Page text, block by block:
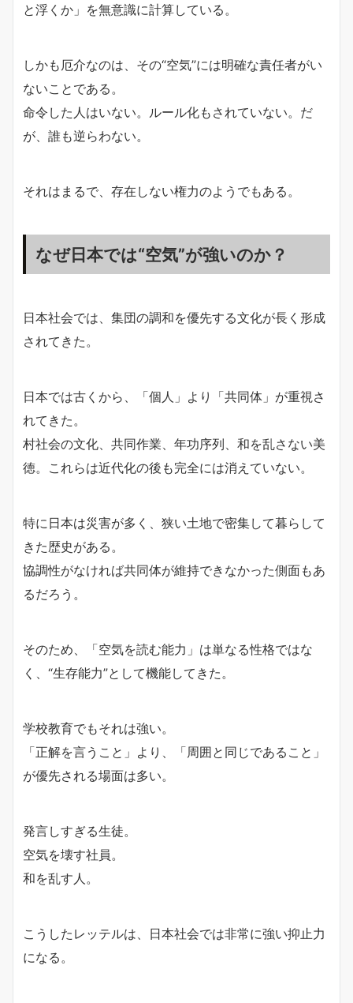
と浮くか」を無意識に計算している。
しかも厄介なのは、その“空気”には明確な責任者がい
ないことである。
命令した人はいない。ルール化もされていない。だ
が、誰も逆らわない。
それはまるで、存在しない権力のようでもある。
なぜ日本では“空気”が強いのか？
日本社会では、集団の調和を優先する文化が長く形成
されてきた。
日本では古くから、「個人」より「共同体」が重視さ
れてきた。
村社会の文化、共同作業、年功序列、和を乱さない美
徳。これらは近代化の後も完全には消えていない。
特に日本は災害が多く、狭い土地で密集して暮らして
きた歴史がある。
協調性がなければ共同体が維持できなかった側面もあ
るだろう。
そのため、「空気を読む能力」は単なる性格ではな
く、“生存能力”として機能してきた。
学校教育でもそれは強い。
「正解を言うこと」より、「周囲と同じであること」
が優先される場面は多い。
発言しすぎる生徒。
空気を壊す社員。
和を乱す人。
こうしたレッテルは、日本社会では非常に強い抑止力
になる。